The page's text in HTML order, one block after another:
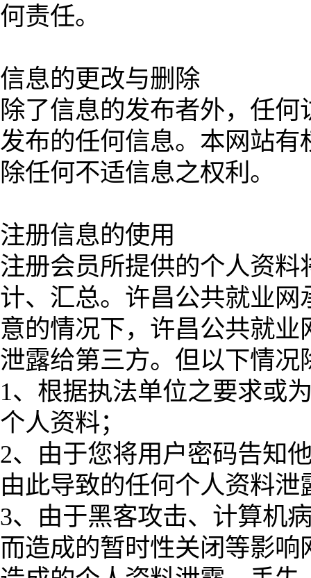
何责任。
信息的更改与删除
除了信息的发布者外，任
发布的任何信息。本网站
除任何不适信息之权利。
注册信息的使用
注册会员所提供的个人资
计、汇总。许昌公共就业
意的情况下，许昌公共就
泄露给第三方。但以下情况
1、根据执法单位之要求或
个人资料；
2、由于您将用户密码告知
由此导致的任何个人资料泄
3、由于黑客攻击、计算机
而造成的暂时性关闭等影